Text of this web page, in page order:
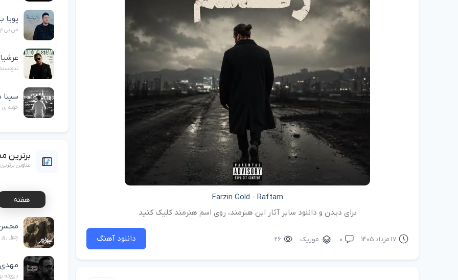
Farzin Gold - Raftam
برای دیدن و دانلود سایر آثار این هنرمند، روی اسم هنرمند کلیک کنید
17 مرداد 1405 ۰ موزیک ۲۶ دانلود آهنگ
پویا
من بی
سینا
خونه ی
برترین
عناوین
هفته
چهل روز
دیوونه